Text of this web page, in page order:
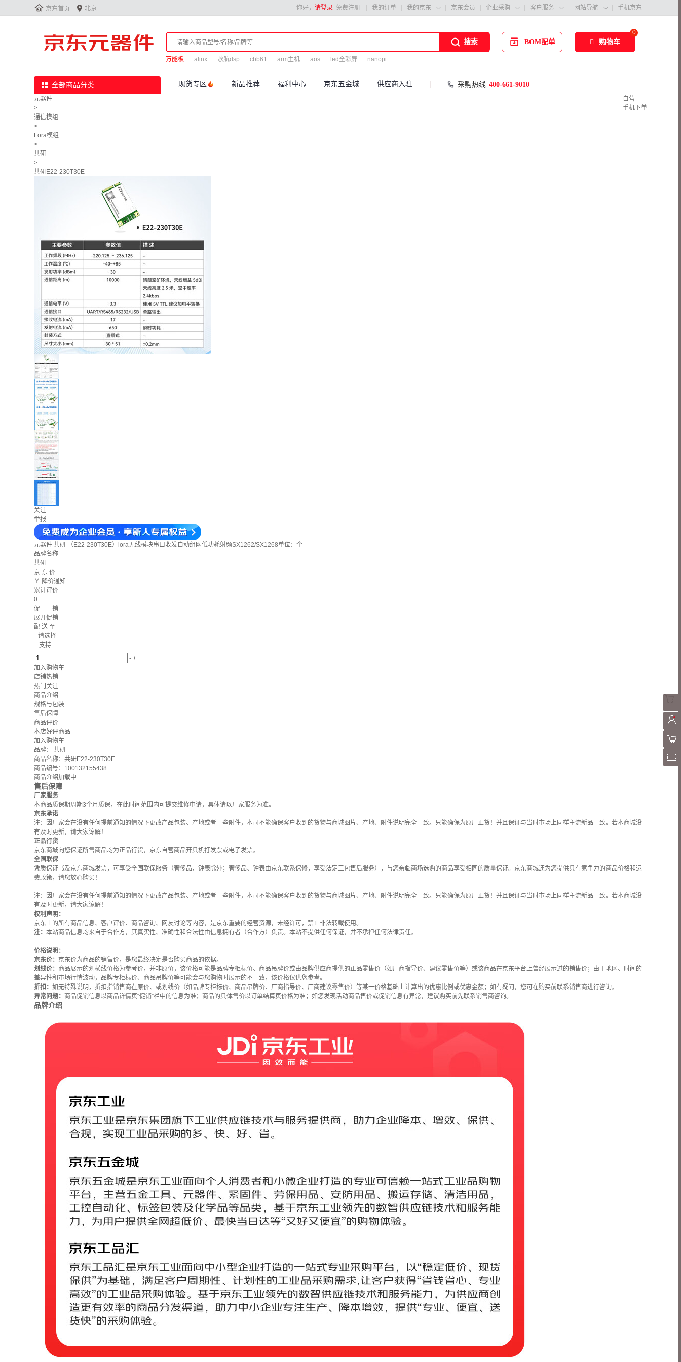
 京东首页  北京 你好， 请登录 免费注册 我的订单 我的京东  京东会员 企业采购  客户服务  网站导航  手机京东
搜索
万能板 alinx 歌航dsp cbb61 arm主机 aos led全彩屏 nanopi
BOM配单
0
购物车
全部商品分类 现货专区 新品推荐 福利中心 京东五金城 供应商入驻 采购热线 400-661-9010
元器件
>
通信模组
>
Lora模组
>
共研
>
共研E22-230T30E
自营
手机下单
关注
举报
元器件 共研 （E22-230T30E）lora无线模块串口收发自动组网低功耗射频SX1262/SX1268单位：个
品牌名称
共研
京 东 价
￥ 降价通知
累计评价
0
促 销
展开促销
配 送 至
--请选择--
支持
- +
加入购物车
店铺热销
热门关注
商品介绍
规格与包装
售后保障
商品评价
本店好评商品
加入购物车
品牌： 共研
商品名称：共研E22-230T30E
商品编号：100132155438
商品介绍加载中...
售后保障
厂家服务
本商品质保期周期3个月质保，在此时间范围内可提交维修申请，具体请以厂家服务为准。
京东承诺
注：因厂家会在没有任何提前通知的情况下更改产品包装、产地或者一些附件，本司不能确保客户收到的货物与商城图片、产地、附件说明完全一致。只能确保为原厂正货！并且保证与当时市场上同样主流新品一致。若本商城没
有及时更新，请大家谅解！
正品行货
京东商城向您保证所售商品均为正品行货，京东自营商品开具机打发票或电子发票。
全国联保
凭质保证书及京东商城发票，可享受全国联保服务（奢侈品、钟表除外；奢侈品、钟表由京东联系保修，享受法定三包售后服务），与您亲临商场选购的商品享受相同的质量保证。京东商城还为您提供具有竞争力的商品价格和运
费政策，请您放心购买！
注：因厂家会在没有任何提前通知的情况下更改产品包装、产地或者一些附件，本司不能确保客户收到的货物与商城图片、产地、附件说明完全一致。只能确保为原厂正货！并且保证与当时市场上同样主流新品一致。若本商城没
有及时更新，请大家谅解！
权利声明：
京东上的所有商品信息、客户评价、商品咨询、网友讨论等内容，是京东重要的经营资源，未经许可，禁止非法转载使用。
注： 本站商品信息均来自于合作方，其真实性、准确性和合法性由信息拥有者（合作方）负责。本站不提供任何保证，并不承担任何法律责任。
价格说明：
京东价： 京东价为商品的销售价，是您最终决定是否购买商品的依据。
划线价： 商品展示的划横线价格为参考价，并非原价，该价格可能是品牌专柜标价、商品吊牌价或由品牌供应商提供的正品零售价（如厂商指导价、建议零售价等）或该商品在京东平台上曾经展示过的销售价；由于地区、时间的
差异性和市场行情波动，品牌专柜标价、商品吊牌价等可能会与您购物时展示的不一致，该价格仅供您参考。
折扣： 如无特殊说明，折扣指销售商在原价、或划线价（如品牌专柜标价、商品吊牌价、厂商指导价、厂商建议零售价）等某一价格基础上计算出的优惠比例或优惠金额；如有疑问，您可在购买前联系销售商进行咨询。
异常问题： 商品促销信息以商品详情页“促销”栏中的信息为准；商品的具体售价以订单结算页价格为准；如您发现活动商品售价或促销信息有异常，建议购买前先联系销售商咨询。
品牌介绍